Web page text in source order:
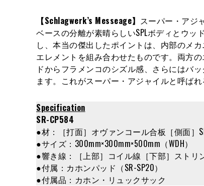
【Schlagwerk’s Messeage】 スーパー・アジ
ベースの分離が素晴らしいSPLボディとウ
し、本当の傑出したポイントは、内部のメ
エレメントを組み合わせたものです。両方
ドからフラメンコのシズル感、さらにはバ
ます。これがスーパー・アジャイルと呼ばれ
Specification
SR-CP584
●材：［打面］オヴァンコール合板［側面］
●サイズ：300mm×300mm×500mm（WDH）
●響き線：［上部］コイル線［下部］ストリ
●付属：カホンパッド（SR-SP20）
●付属品：カホン・リュックサック